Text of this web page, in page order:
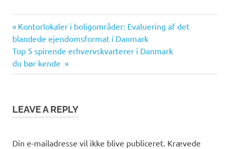
Indlægsnavigation
Previous
Post:
Kontorlokaler i boligområder: Evaluering af det
blandede ejendomsformat i Danmark
Next
Post:
Top 5 spirende erhvervskvarterer i Danmark
du bør kende
LEAVE A REPLY
Din e-mailadresse vil ikke blive publiceret. Krævede